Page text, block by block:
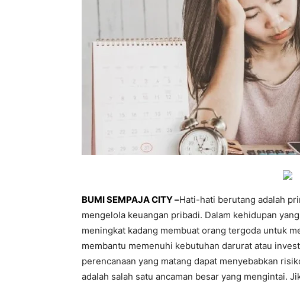
BUMI SEMPAJA CITY –Hati-hati berutang adalah
mengelola keuangan pribadi. Dalam kehidupan
meningkat kadang membuat orang tergoda untuk
membantu memenuhi kebutuhan darurat atau
perencanaan yang matang dapat menyebabkan
adalah salah satu ancaman besar yang mengintai.